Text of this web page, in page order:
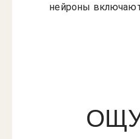
нейроны